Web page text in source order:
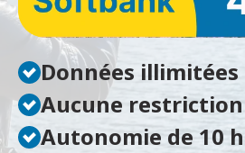
Données illimitées
Aucune
Autonomie de 10